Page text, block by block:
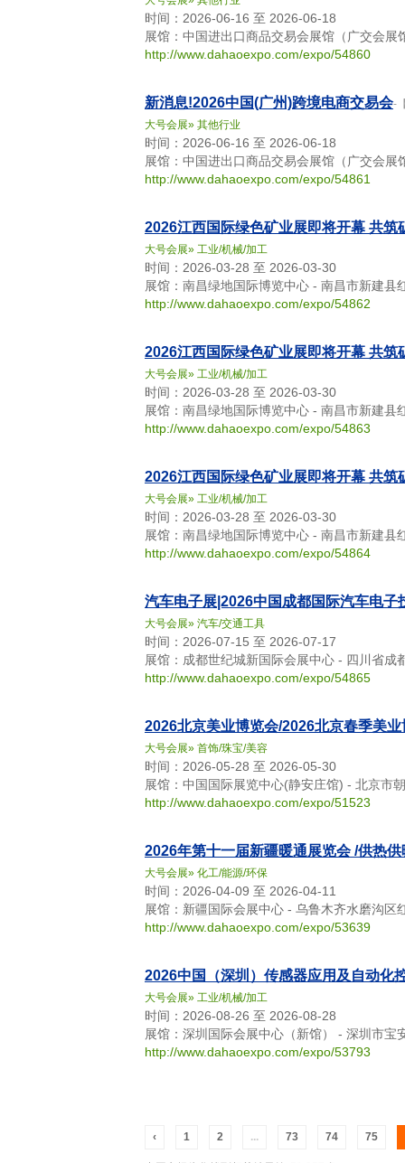
时间：2026-06-16 至 2026-06-18
展馆：中国进出口商品交易会展馆（广交会
http://www.dahaoexpo.com/expo/54860
新消息!2026中国(广州)跨境电商交易会-
大号会展» 其他行业
时间：2026-06-16 至 2026-06-18
展馆：中国进出口商品交易会展馆（广交会
http://www.dahaoexpo.com/expo/54861
2026江西国际绿色矿业展即将开幕 共筑
大号会展» 工业/机械/加工
时间：2026-03-28 至 2026-03-30
展馆：南昌绿地国际博览中心 - 南昌市新建县
http://www.dahaoexpo.com/expo/54862
2026江西国际绿色矿业展即将开幕 共筑
大号会展» 工业/机械/加工
时间：2026-03-28 至 2026-03-30
展馆：南昌绿地国际博览中心 - 南昌市新建县
http://www.dahaoexpo.com/expo/54863
2026江西国际绿色矿业展即将开幕 共筑
大号会展» 工业/机械/加工
时间：2026-03-28 至 2026-03-30
展馆：南昌绿地国际博览中心 - 南昌市新建县
http://www.dahaoexpo.com/expo/54864
汽车电子展|2026中国成都国际汽车电子
大号会展» 汽车/交通工具
时间：2026-07-15 至 2026-07-17
展馆：成都世纪城新国际会展中心 - 四川省成
http://www.dahaoexpo.com/expo/54865
2026北京美业博览会/2026北京春季美业
大号会展» 首饰/珠宝/美容
时间：2026-05-28 至 2026-05-30
展馆：中国国际展览中心(静安庄馆) - 北京市
http://www.dahaoexpo.com/expo/51523
2026年第十一届新疆暖通展览会 /供热
大号会展» 化工/能源/环保
时间：2026-04-09 至 2026-04-11
展馆：新疆国际会展中心 - 乌鲁木齐水磨沟区
http://www.dahaoexpo.com/expo/53639
2026中国（深圳）传感器应用及自动化
大号会展» 工业/机械/加工
时间：2026-08-26 至 2026-08-28
展馆：深圳国际会展中心（新馆） - 深圳市宝
http://www.dahaoexpo.com/expo/53793
‹ 1 2 ... 73 74 75